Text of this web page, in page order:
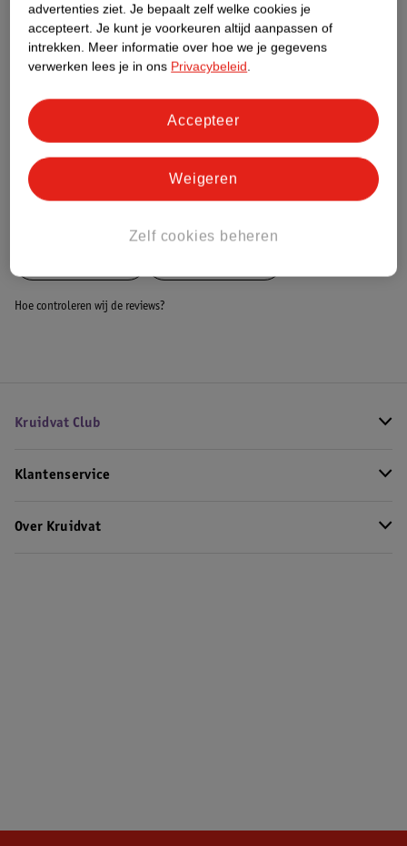
Nature Impact Score
Dit product heeft (nog) geen Nature
Impact Score.
Bestel & Bezorginformatie
Hoe controleren wij de reviews?
Kruidvat Club
Klantenservice
Over Kruidvat
advertenties ziet. Je bepaalt zelf welke cookies je
accepteert. Je kunt je voorkeuren altijd aanpassen of
intrekken. Meer informatie over hoe we je gegevens
verwerken lees je in ons Privacybeleid.
Zelf cookies beheren
Weigeren
Accepteer